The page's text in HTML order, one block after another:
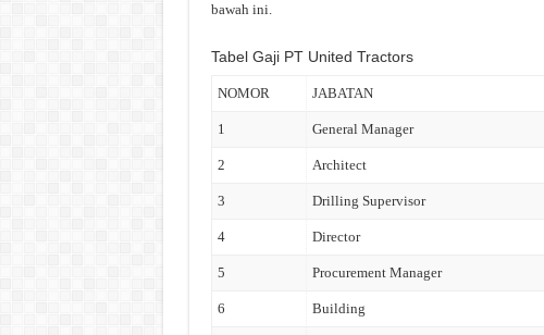
bawah ini.
Tabel Gaji PT United Tractors
NOMOR JABATAN
1 General Manager
2 Architect
3 Drilling Supervisor
4 Director
5 Procurement Manager
6 Building